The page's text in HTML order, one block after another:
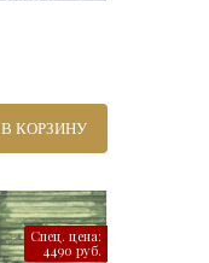
В КОРЗИНУ
Спец. цена:
4490 руб.